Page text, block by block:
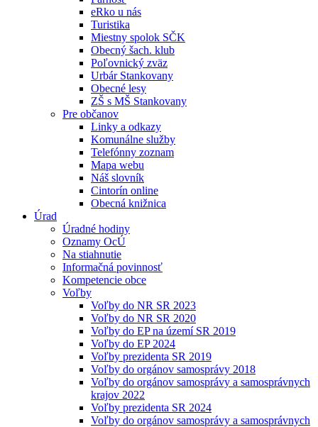
eRko u nás
Turistika
Miestny spolok SČK
Obecný šach. klub
Poľovnický zväz
Urbár Stankovany
Obecné lesy
ZŠ s MŠ Stankovany
Pre občanov
Linky a odkazy
Komunálne služby
Telefónny zoznam
Mapa webu
Náš slovník
Cintorín online
Obecná knižnica
Úrad
Úradné hodiny
Oznamy OcÚ
Na stiahnutie
Informačná povinnosť
Kompetencie obce
Voľby
Voľby do NR SR 2023
Voľby do NR SR 2020
Voľby do EP na území SR 2019
Voľby do EP 2024
Voľby prezidenta SR 2019
Voľby do orgánov samosprávy 2018
Voľby do orgánov samosprávy a samosprávnych
krajov 2022
Voľby prezidenta SR 2024
Voľby do orgánov samosprávy a samosprávnych